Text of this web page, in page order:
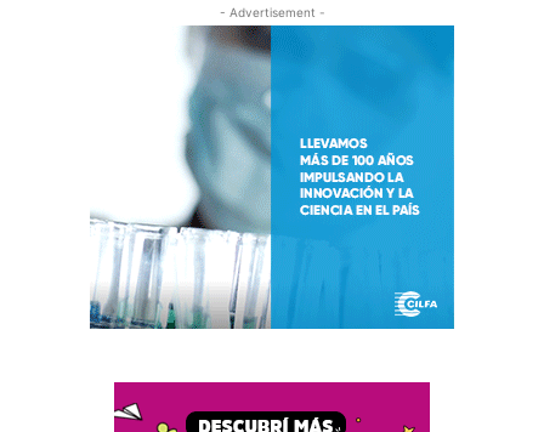
- Advertisement -